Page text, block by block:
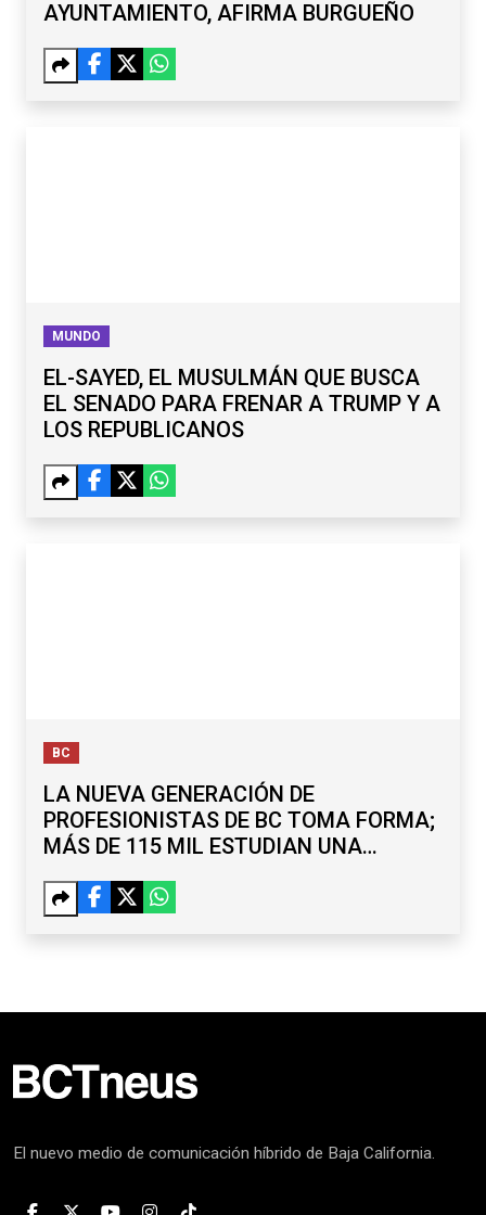
AYUNTAMIENTO, AFIRMA BURGUEÑO
MUNDO
EL-SAYED, EL MUSULMÁN QUE BUSCA
EL SENADO PARA FRENAR A TRUMP Y A
LOS REPUBLICANOS
BC
LA NUEVA GENERACIÓN DE
PROFESIONISTAS DE BC TOMA FORMA;
MÁS DE 115 MIL ESTUDIAN UNA
El nuevo medio de comunicación híbrido de Baja California.